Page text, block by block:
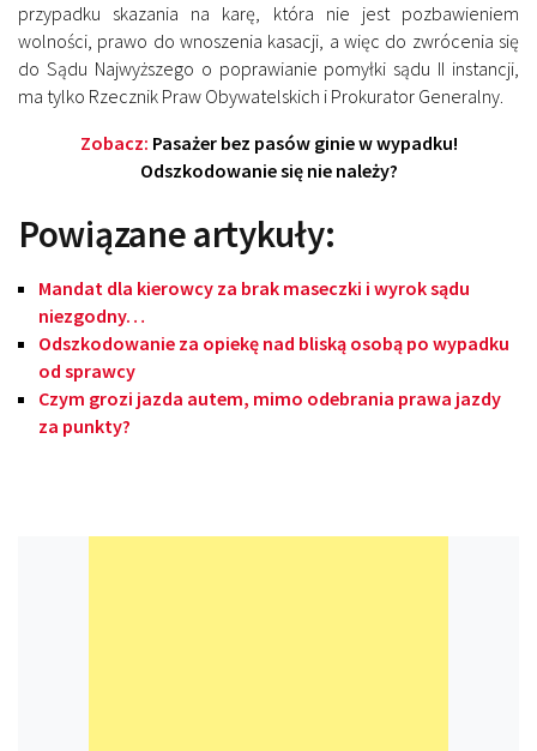
przypadku skazania na karę, która nie jest pozbawieniem
wolności, prawo do wnoszenia kasacji, a więc do zwrócenia się
do Sądu Najwyższego o poprawianie pomyłki sądu II instancji,
ma tylko Rzecznik Praw Obywatelskich i Prokurator Generalny.
Zobacz: Pasażer bez pasów ginie w wypadku!
Odszkodowanie się nie należy?
Powiązane artykuły:
Mandat dla kierowcy za brak maseczki i wyrok sądu
niezgodny…
Odszkodowanie za opiekę nad bliską osobą po wypadku
od sprawcy
Czym grozi jazda autem, mimo odebrania prawa jazdy
za punkty?